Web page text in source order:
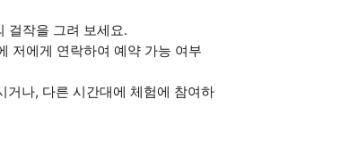
걸작을 그려 보세요.
저에게 연락하여 예약 가능 여부
거나, 다른 시간대에 체험에 참여하